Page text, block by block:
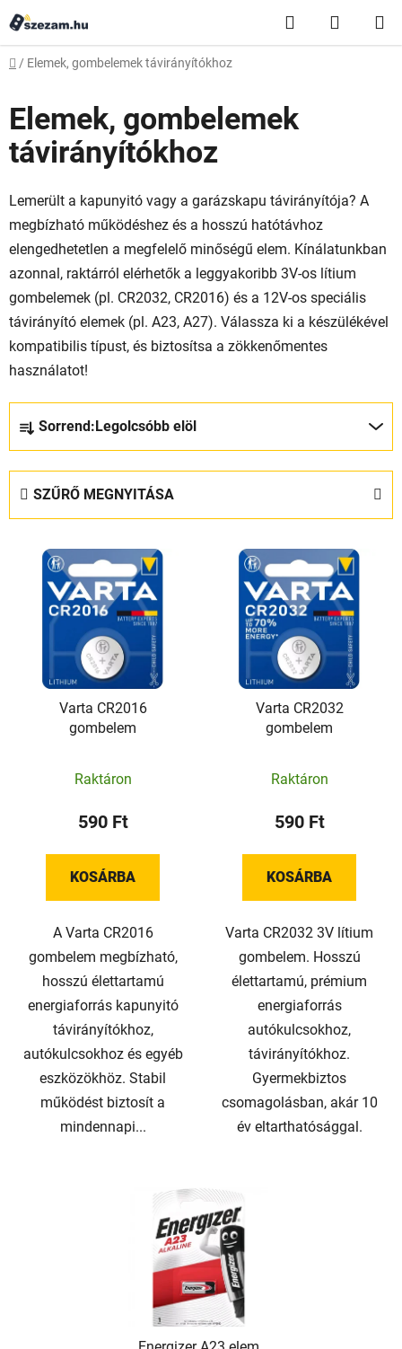
fő
tartalomhoz
KeresésKOSÁR
Kezdőlap
/ Elemek, gombelemek távirányítókhoz
Elemek, gombelemek
távirányítókhoz
Lemerült a kapunyitó vagy a garázskapu távirányítója? A
megbízható működéshez és a hosszú hatótávhoz
elengedhetetlen a megfelelő minőségű elem. Kínálatunkban
azonnal, raktárról elérhetők a leggyakoribb 3V-os lítium
gombelemek (pl. CR2032, CR2016) és a 12V-os speciális
távirányító elemek (pl. A23, A27). Válassza ki a készülékével
kompatibilis típust, és biztosítsa a zökkenőmentes
használatot!
m
Sorrend: Legolcsóbb elöl
SZŰRŐ MEGNYITÁSA
Varta CR2016
gombelem
Raktáron
590 Ft
KOSÁRBA
A Varta CR2016
gombelem megbízható,
hosszú élettartamú
energiaforrás kapunyitó
távirányítókhoz,
autókulcsokhoz és egyéb
eszközökhöz. Stabil
működést biztosít a
mindennapi...
Varta CR2032
gombelem
Raktáron
590 Ft
KOSÁRBA
Varta CR2032 3V lítium
gombelem. Hosszú
élettartamú, prémium
energiaforrás
autókulcsokhoz,
távirányítókhoz.
Gyermekbiztos
csomagolásban, akár 10
év eltarthatósággal.